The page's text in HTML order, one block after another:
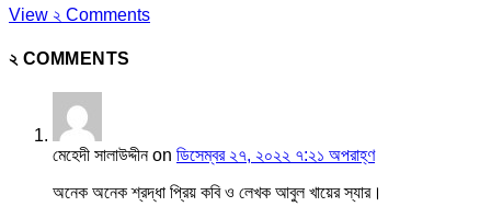
View ২ Comments
২ COMMENTS
মেহেদী সালাউদ্দীনon ডিসেম্বর ২৭, ২০২২ ৭:২১ অপরাহ্ণ
অনেক অনেক শ্রদ্ধা প্রিয় কবি ও লেখক আবুল খায়ের স্যার।